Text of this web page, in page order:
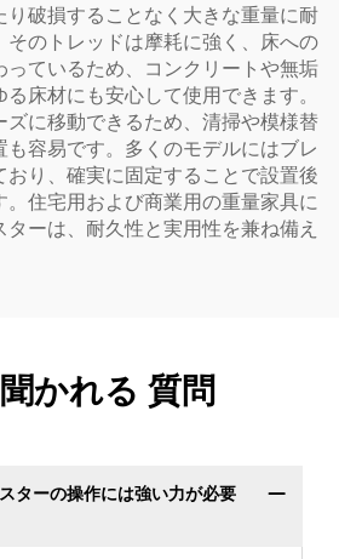
り破損することなく大きな重量に耐
そのトレッドは摩耗に強く、床への
っているため、コンクリートや無垢
床材にも安心して使用できます。
ズに移動できるため、清掃や模様替
も容易です。多くのモデルにはブレ
おり、確実に固定することで設置後
住宅用および商業用の重量家具に
ーは、耐久性と実用性を兼ね備え
かれる 質問
ターの操作には強い力が必要